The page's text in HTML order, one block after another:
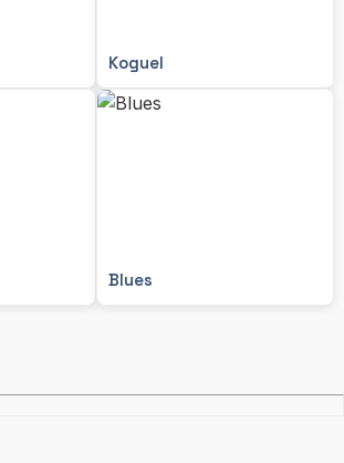
Koguel
Blues